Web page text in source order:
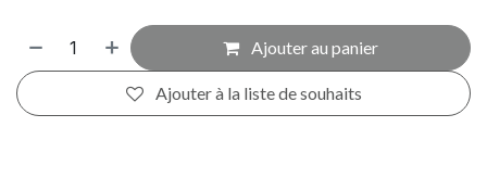
Ajouter au panier
Ajouter à la liste de souhaits